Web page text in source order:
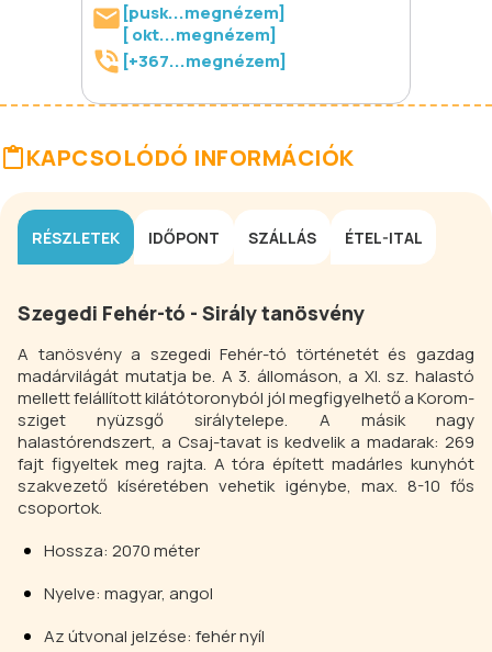
[pusk...megnézem]
[ okt...megnézem]
[+367...megnézem]
KAPCSOLÓDÓ INFORMÁCIÓK
RÉSZLETEK IDŐPONT SZÁLLÁS ÉTEL-ITAL
Szegedi Fehér-tó - Sirály tanösvény
A tanösvény a szegedi Fehér-tó történetét és gazdag
madárvilágát mutatja be. A 3. állomáson, a XI. sz. halastó
mellett felállított kilátótoronyból jól megfigyelhető a Korom-
sziget nyüzsgő sirálytelepe. A másik nagy
halastórendszert, a Csaj-tavat is kedvelik a madarak: 269
fajt figyeltek meg rajta. A tóra épített madárles kunyhót
szakvezető kíséretében vehetik igénybe, max. 8-10 fős
csoportok.
Hossza: 2070 méter
Nyelve: magyar, angol
Az útvonal jelzése: fehér nyíl